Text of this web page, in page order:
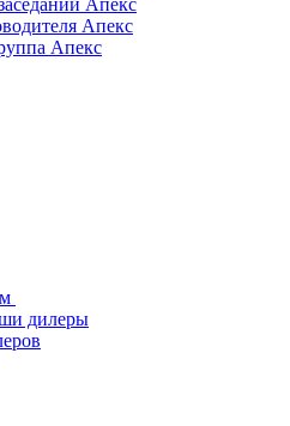
Апекс
Апекс
Апекс
дилеры